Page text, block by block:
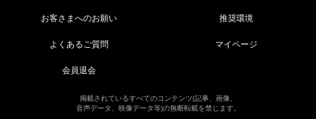
お客さまへのお願い 推奨環境
よくあるご質問 マイページ
会員退会
掲載されているすべてのコンテンツ(記事、画像、
音声データ、映像データ等)の無断転載を禁じます。